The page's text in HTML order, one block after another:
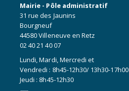
Mairie - Pôle administratif
31 rue des Jaunins
Bourgneuf
44580 Villeneuve en Retz
02 40 21 40 07
Lundi, Mardi, Mercredi et
Vendredi : 8h45-12h30/ 13h30-17h00
Jeudi : 8h45-12h30